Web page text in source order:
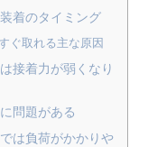
着のタイミング
ぐ取れる主な原因
接着力が弱くなり
問題がある
は負荷がかかりや